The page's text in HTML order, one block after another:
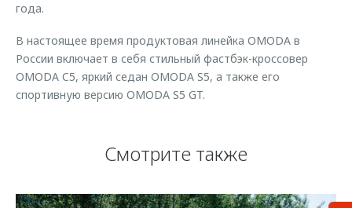
года.
В настоящее время продуктовая линейка OMODA в
России включает в себя стильный фастбэк-кроссовер
OMODA C5, яркий седан OMODA S5, а также его
спортивную версию OMODA S5 GT.
Смотрите также